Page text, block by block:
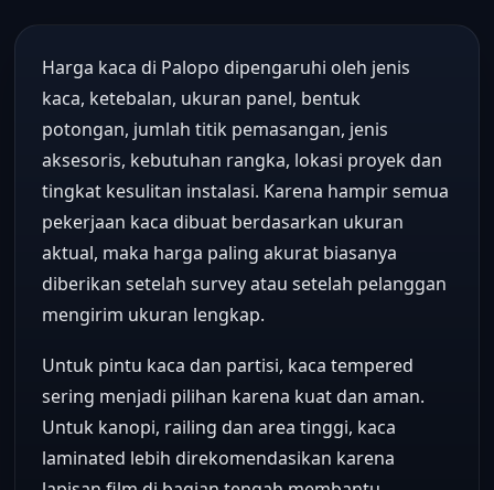
Harga kaca di Palopo dipengaruhi oleh jenis
kaca, ketebalan, ukuran panel, bentuk
potongan, jumlah titik pemasangan, jenis
aksesoris, kebutuhan rangka, lokasi proyek dan
tingkat kesulitan instalasi. Karena hampir semua
pekerjaan kaca dibuat berdasarkan ukuran
aktual, maka harga paling akurat biasanya
diberikan setelah survey atau setelah pelanggan
mengirim ukuran lengkap.
Untuk pintu kaca dan partisi, kaca tempered
sering menjadi pilihan karena kuat dan aman.
Untuk kanopi, railing dan area tinggi, kaca
laminated lebih direkomendasikan karena